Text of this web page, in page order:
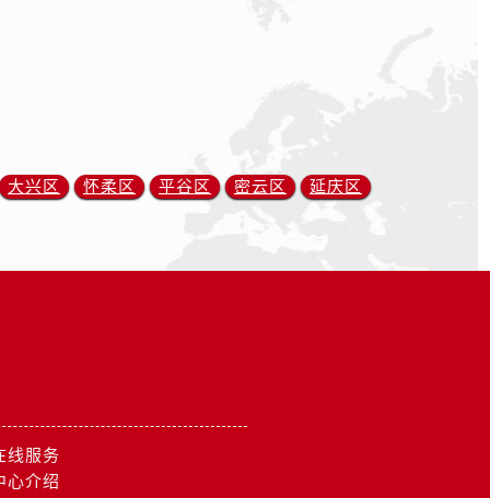
大兴区 怀柔区 平谷区 密云区 延庆区
线服务
心介绍